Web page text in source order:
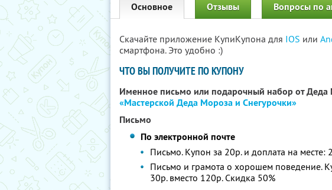
Основное Отзывы Вопросы по
Скачайте приложение КупиКупона для IOS или
смартфона. Это удобно :)
ЧТО ВЫ ПОЛУЧИТЕ ПО КУПОНУ
Именное письмо или подарочный набор от Деда
«Мастерской Деда Мороза и Снегурочки»
Письмо
По электронной почте
Письмо. Купон за 20р. и доплата на месте:
Письмо и грамота о хорошем поведение.
30р. вместо 120р. Скидка 50%